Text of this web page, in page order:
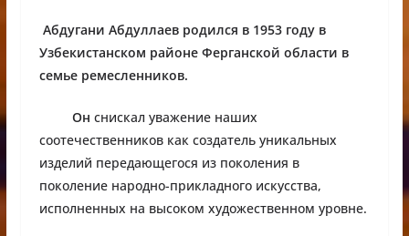
Абдугани Абдуллаев родился в 1953 году в
Узбекистанском районе Ферганской области в
семье ремесленников.
Он снискал уважение наших
соотечественников как создатель уникальных
изделий передающегося из поколения в
поколение народно-прикладного искусства,
исполненных на высоком художественном уровне.